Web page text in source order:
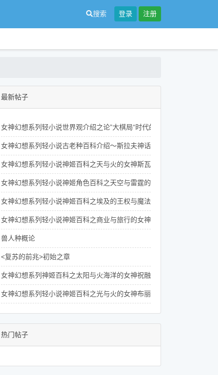
搜索 登录 注册
最新帖子
女神幻想系列轻小说世界观介绍之论”大棋局“时代的思想博弈及其相关
女神幻想系列轻小说古老种百科介绍～斯拉夫神话里的先知鸟们
女神幻想系列轻小说神姬百科之天与火的女神斯瓦罗格的人物介绍
女神幻想系列轻小说神姬角色百科之天空与雷霆的女神佩伦的介绍
女神幻想系列轻小说神姬百科之埃及的王权与魔法女神伊西斯的介绍
女神幻想系列轻小说神姬百科之商业与旅行的女神赫尔墨斯的介绍
兽人种概论
<复苏的前兆>初始之章
女神幻想系列神姬百科之太阳与火海洋的女神祝融的人物介绍
女神幻想系列轻小说神姬百科之光与火的女神布丽姬德的人物介绍
热门帖子